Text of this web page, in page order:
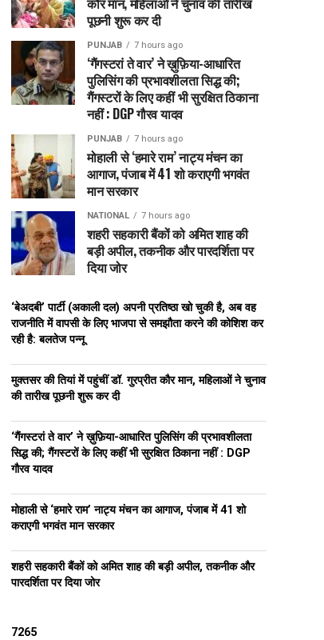
पूछनी शुरू कर दी
PUNJAB 7 hours ago
‘गैंगस्टरां ते वार’ ने ख़ुफ़िया-आधारित
पुलिसिंग की प्रभावशीलता सिद्ध की;
गैंगस्टरों के लिए कहीं भी सुरक्षित ठिकाना
नहीं : DGP गौरव यादव
PUNJAB 7 hours ago
मोहाली से ‘हमारे राम’ नाट्य मंचन का
आगाज, पंजाब में 41 शो कराएगी भगवंत
मान सरकार
NATIONAL 7 hours ago
शहरी सहकारी बैंकों को अमित शाह की
बड़ी अपील, तकनीक और पारदर्शिता पर
दिया जोर
‘बेअदबी’ पार्टी (अकाली दल) अपनी प्रतिष्ठा खो चुकी है, अब वह
राजनीति में वापसी के लिए भाजपा से समझौता करने की कोशिश कर
रही है: बलतेज पन्नू
मुक्तसर की तियां में पहुंचीं डॉ. गुरप्रीत कौर मान, महिलाओं ने चुनाव
की तारीख पूछनी शुरू कर दी
‘गैंगस्टरां ते वार’ ने ख़ुफ़िया-आधारित पुलिसिंग की प्रभावशीलता
सिद्ध की; गैंगस्टरों के लिए कहीं भी सुरक्षित ठिकाना नहीं : DGP
गौरव यादव
मोहाली से ‘हमारे राम’ नाट्य मंचन का आगाज, पंजाब में 41 शो
कराएगी भगवंत मान सरकार
शहरी सहकारी बैंकों को अमित शाह की बड़ी अपील, तकनीक और
पारदर्शिता पर दिया जोर
7265